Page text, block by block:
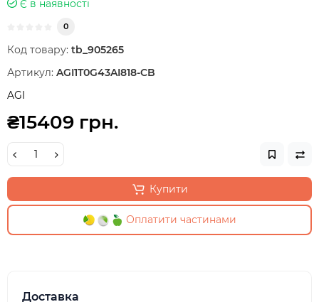
Є в наявності
0
Код товару: tb_905265
Артикул: AGI1T0G43AI818-CB
AGI
₴15409 грн.
Купити
Оплатити частинами
Доставка